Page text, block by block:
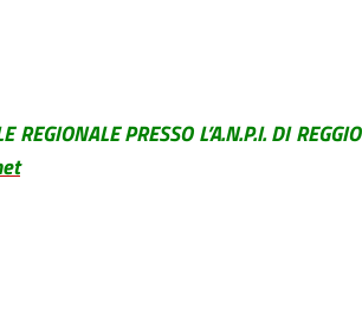
PRESSO L’A.N.P.I. DI REGGIO